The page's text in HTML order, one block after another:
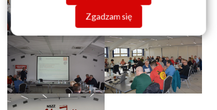
Zgadzam się